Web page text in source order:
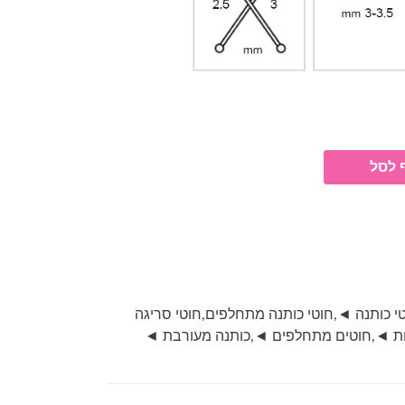
לסל
כותנה ◄ ,חוטי כותנה מתחלפים,חוטי סריגה
◄
,חוטים מתחלפים ◄ ,כותנה מעורבת ◄